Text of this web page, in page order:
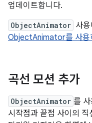
업데이트합니다.
ObjectAnimator 사
ObjectAnimator를 사용
곡선 모션 추가
ObjectAnimator 를
시작점과 끝점 사이의